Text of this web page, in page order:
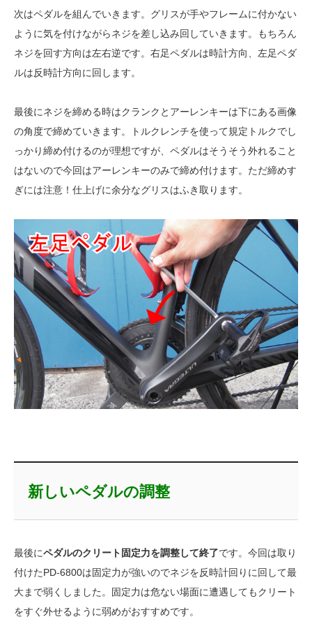
次はペダルを組んでいきます。グリスが手やフレームに付かない
ように気を付けながらネジを差し込み回していきます。もちろん
ネジを回す方向は左右逆です。右足ペダルは時計方向、左足ペダ
ルは反時計方向に回します。
最後にネジを締める時はクランクとアーレンキーは下にある画像
の角度で締めていきます。トルクレンチを使って規定トルクでし
っかり締め付けるのが理想ですが、ペダルはそうそう外れること
はないので今回はアーレンキーのみで締め付けます。ただ締めす
ぎには注意！仕上げに余分なグリスはふき取ります。
新しいペダルの調整
最後にペダルのクリート固定力を調整して終了です。今回は取り
付けたPD-6800は固定力が強いのでネジを反時計回りに回して最
大まで弱くしました。固定力は危ない場面に遭遇してもクリート
をすぐ外せるように弱めがおすすめです。